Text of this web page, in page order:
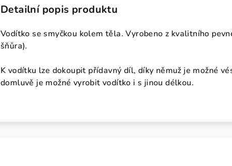
Detailní popis produktu
Vodítko se smyčkou kolem těla. Vyrobeno z kvalitního
šňůra).
K vodítku lze dokoupit přídavný díl, díky němuž je možné
domluvě je možné vyrobit vodítko i s jinou délkou.